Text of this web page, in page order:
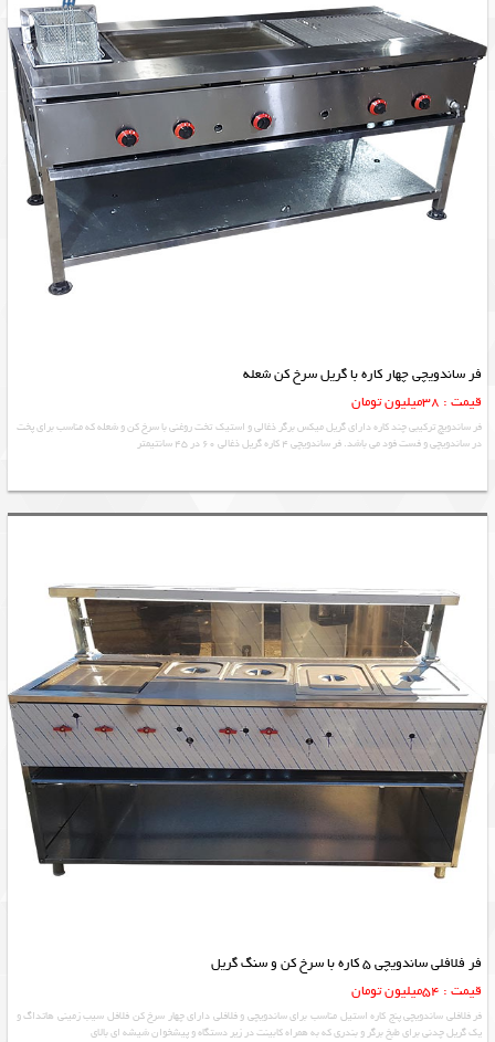
فر ساندویچی چهار کاره با گریل سرخ کن شعله
قیمت : 38میلیون تومان
فر ساندویچ ترکیبی چند کاره دارای گریل میکس برگر ذغالی و استیک تخت روغنی با سرخ کن و شعله که مناسب برای پخت
در ساندویچی و فست فود می باشد. فر ساندویچی 4 کاره گریل ذغالی 60 در 45 سانتیمتر
فر فلافلی ساندویچی 5 کاره با سرخ کن و سنگ گریل
قیمت : 54میلیون تومان
فر فلافلی ساندویچی پنج کاره استیل مناسب برای ساندویچی و فلافلی دارای چهار سرخ کن فلافل سیب زمینی هاتداگ و
یک گریل چدنی برای طبخ برگر و بندری که به همراه کابینت در زیر دستگاه و پیشخوان شیشه ای بالای